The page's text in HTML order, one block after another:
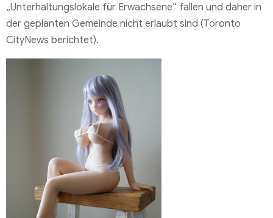
„Unterhaltungslokale für Erwachsene“ fallen und daher in
der geplanten Gemeinde nicht erlaubt sind (Toronto
CityNews berichtet).